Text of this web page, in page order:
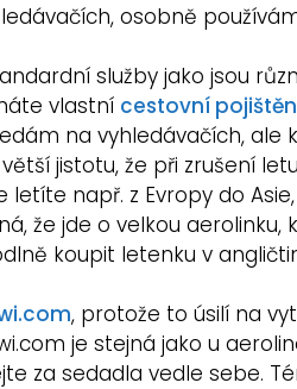
osobně
služby jako jsou
vlastní cestovní
na vyhledávačích, ale
jistotu, že při zrušení
např. z Evropy do
že jde o velkou
koupit letenku v
, protože to úsilí na
je stejná jako u
za sedadla vedle sebe.